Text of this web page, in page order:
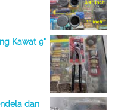
Kawat 9"
dan